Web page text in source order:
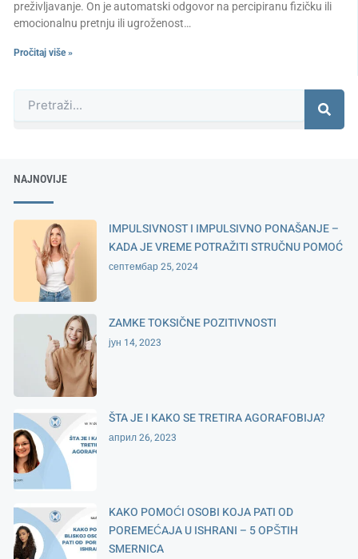
preživljavanje. On je automatski odgovor na percipiranu fizičku ili
emocionalnu pretnju ili ugroženost…
Pročitaj više »
NAJNOVIJE
IMPULSIVNOST I IMPULSIVNO PONAŠANJE –
KADA JE VREME POTRAŽITI STRUČNU POMOĆ
септембар 25, 2024
ZAMKE TOKSIČNE POZITIVNOSTI
јун 14, 2023
ŠTA JE I KAKO SE TRETIRA AGORAFOBIJA?
април 26, 2023
KAKO POMOĆI OSOBI KOJA PATI OD
POREMEĆAJA U ISHRANI – 5 OPŠTIH
SMERNICA